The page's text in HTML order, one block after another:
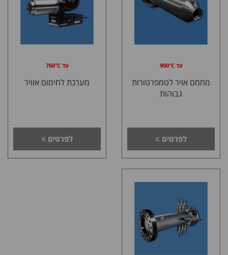
עד 900°C
מחמם אויר לטמפרטורות
גבוהות
לפרטים
עד 760°C
מערכת לחימום אוויר
לפרטים